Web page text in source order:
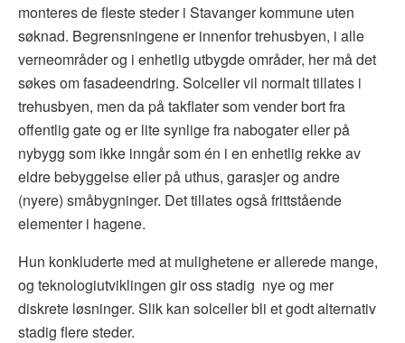
monteres de fleste steder i Stavanger kommune uten
søknad. Begrensningene er innenfor trehusbyen, i alle
verneområder og i enhetlig utbygde områder, her må det
søkes om fasadeendring. Solceller vil normalt tillates i
trehusbyen, men da på takflater som vender bort fra
offentlig gate og er lite synlige fra nabogater eller på
nybygg som ikke inngår som én i en enhetlig rekke av
eldre bebyggelse eller på uthus, garasjer og andre
(nyere) småbygninger. Det tillates også frittstående
elementer i hagene.
Hun konkluderte med at mulighetene er allerede mange,
og teknologiutviklingen gir oss stadig nye og mer
diskrete løsninger. Slik kan solceller bli et godt alternativ
stadig flere steder.